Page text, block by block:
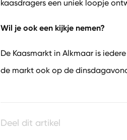
kaasdragers een uniek loopje
Wil je ook een kijkje nemen?
De Kaasmarkt in Alkmaar is
de markt ook op de
Deel dit artikel